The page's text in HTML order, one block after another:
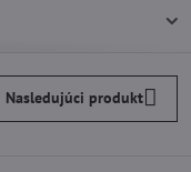
Nasledujúci produkt